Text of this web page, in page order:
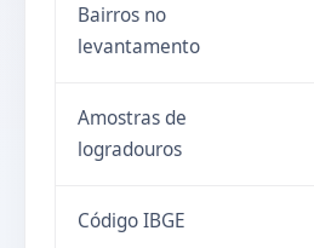
Bairros no
levantamento
Amostras de
logradouros
Código IBGE